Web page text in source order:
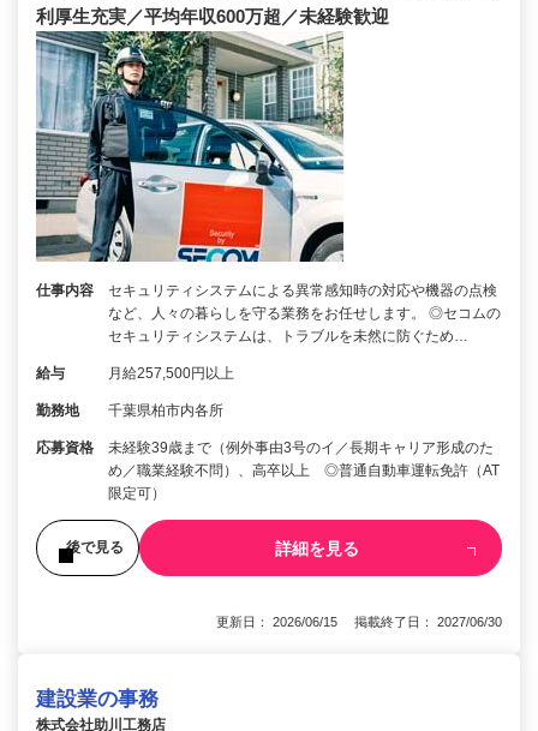
利厚生充実／平均年収600万超／未経験歓迎
仕事内容
セキュリティシステムによる異常感知時の対応や機器の点検
など、人々の暮らしを守る業務をお任せします。 ◎セコムの
セキュリティシステムは、トラブルを未然に防ぐため…
給与 月給257,500円以上
勤務地 千葉県柏市内各所
応募資格
未経験39歳まで（例外事由3号のイ／長期キャリア形成のた
め／職業経験不問）、高卒以上 ◎普通自動車運転免許（AT
限定可）
後で見る 詳細を見る
更新日： 2026/06/15 掲載終了日： 2027/06/30
建設業の事務
株式会社助川工務店